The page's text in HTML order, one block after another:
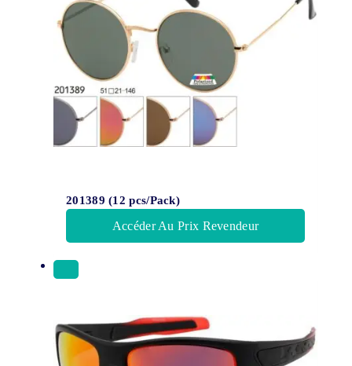
201389 (12 pcs/Pack)
Accéder Au Prix Revendeur